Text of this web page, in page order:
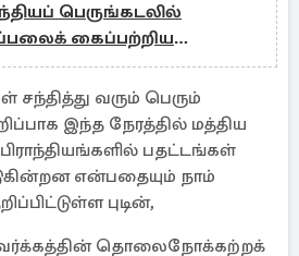
பெருங்கடலில்
கைப்பற்றிய
படைகள்
வரும் பெரும்
இந்த நேரத்தில் மத்திய
பதட்டங்கள்
என்பதையும் நாம்
புடின்,
வர்க்கத்தின் தொலைநோக்கற்றக்